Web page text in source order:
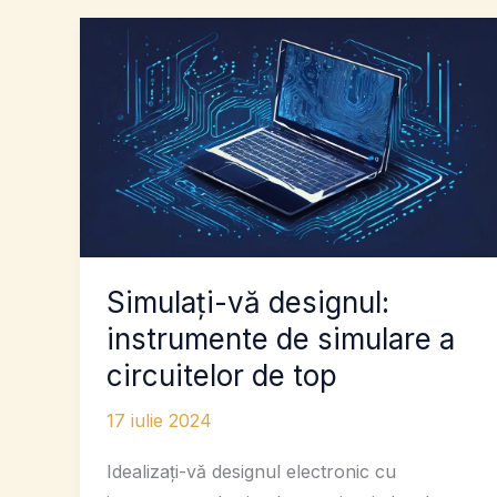
Simulați-vă designul:
instrumente de simulare a
circuitelor de top
17 iulie 2024
Idealizați-vă designul electronic cu